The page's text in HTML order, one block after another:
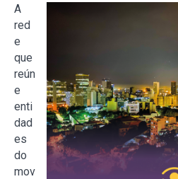
A
red
e
que
reún
e
enti
dad
es
do
mov